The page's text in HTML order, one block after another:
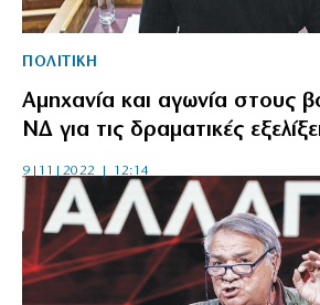
ΠΟΛΙΤΙΚΗ
Αμηχανία και αγωνία στους
ΝΔ για τις δραματικές
9|11|2022 | 12:14